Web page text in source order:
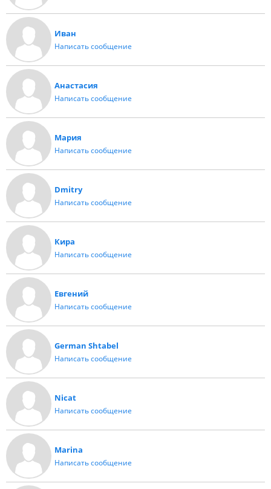
Иван
Написать сообщение
Анастасия
Написать сообщение
Мария
Написать сообщение
Dmitry
Написать сообщение
Кира
Написать сообщение
Евгений
Написать сообщение
German Shtabel
Написать сообщение
Nicat
Написать сообщение
Marina
Написать сообщение